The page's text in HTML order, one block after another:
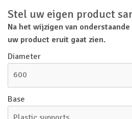
Stel uw eigen product
Na het wijzigen van
uw product eruit gaat zien.
Diameter
600
Base